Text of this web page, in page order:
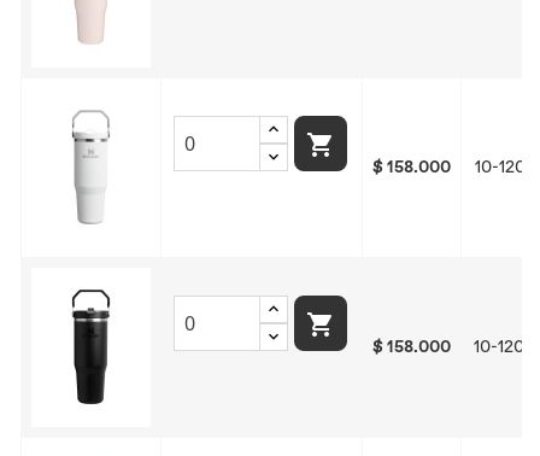

$ 158.000 10-

$ 158.000 10-